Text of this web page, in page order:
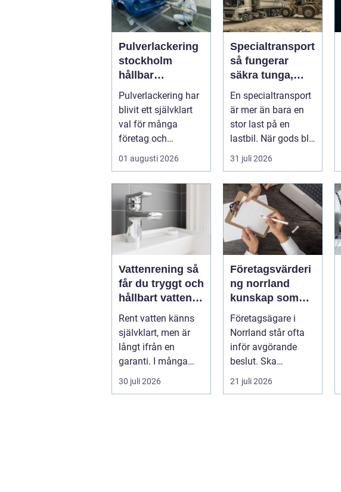
Pulverlackering
stockholm
hållbar
ytbehandling för
industri och
privatpersoner
Pulverlackering har
blivit ett självklart
val för många
företag och
privatpersoner som
vill kombiner...
01 augusti 2026
Specialtransport
så fungerar
säkra tunga,
höga och breda
transporter
En specialtransport
är mer än bara en
stor last på en
lastbil. När gods blir
för tungt, för högt
ell...
31 juli 2026
Vattenrening så
får du tryggt och
hållbart vatten i
vardagen
Rent vatten känns
självklart, men är
långt ifrån en
garanti. I många
svenska hem
innehåller kranvatt...
30 juli 2026
Företagsvärderi
ng norrland
kunskap som
skapar tryggare
affärer
Företagsägare i
Norrland står ofta
inför avgörande
beslut. Ska
företaget säljas,
generationsskiftas,..
21 juli 2026